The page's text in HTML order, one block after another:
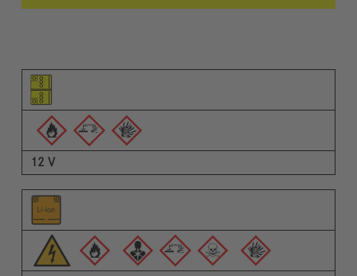
Пиктограма на елемента
Пиктограми на предупрежденията
Описание
12 V